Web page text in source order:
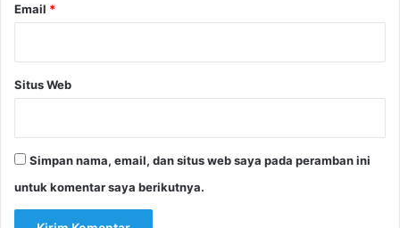
Email *
Situs Web
Simpan nama, email, dan situs web saya pada peramban ini
untuk komentar saya berikutnya.